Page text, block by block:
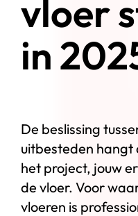
vloer
in
De beslissing
uitbesteden hangt
het project, jouw
de vloer. Voor
vloeren is